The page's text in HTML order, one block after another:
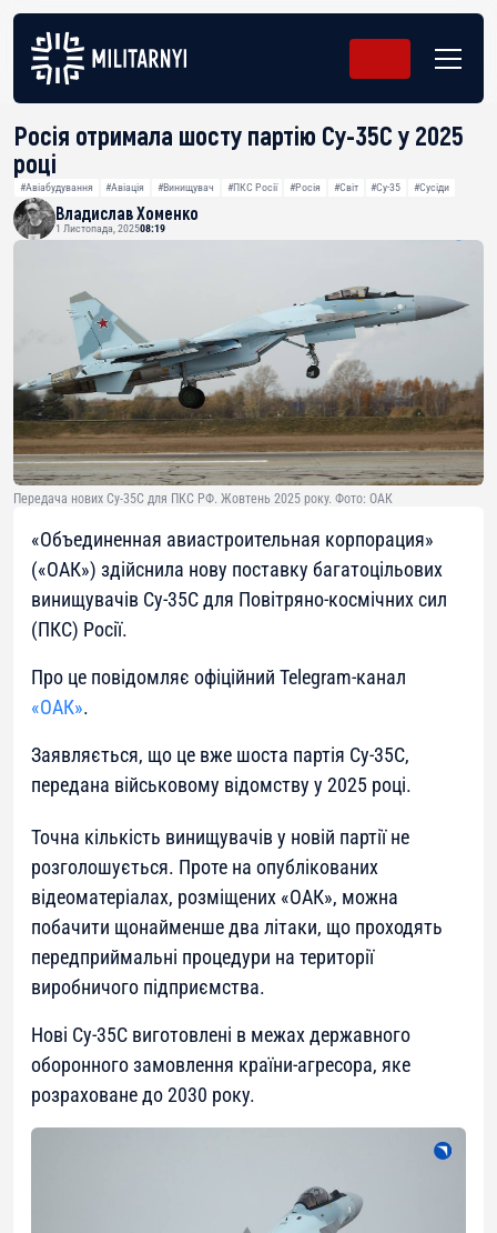
Росія отримала шосту партію Су-35С у 2025
році
#Авіабудування #Авіація #Винищувач #ПКС Росії #Росія #Світ #Су-35 #Сусіди
Владислав Хоменко
1 Листопада, 202508:19
Передача нових Су-35С для ПКС РФ. Жовтень 2025 року. Фото: ОАК
«Объединенная авиастроительная корпорация»
(«ОАК») здійснила нову поставку багатоцільових
винищувачів Су-35С для Повітряно-космічних сил
(ПКС) Росії.
Про це повідомляє офіційний Telegram-канал
«ОАК».
Заявляється, що це вже шоста партія Су-35С,
передана військовому відомству у 2025 році.
Точна кількість винищувачів у новій партії не
розголошується. Проте на опублікованих
відеоматеріалах, розміщених «ОАК», можна
побачити щонайменше два літаки, що проходять
передприймальні процедури на території
виробничого підприємства.
Нові Су-35С виготовлені в межах державного
оборонного замовлення країни-агресора, яке
розраховане до 2030 року.